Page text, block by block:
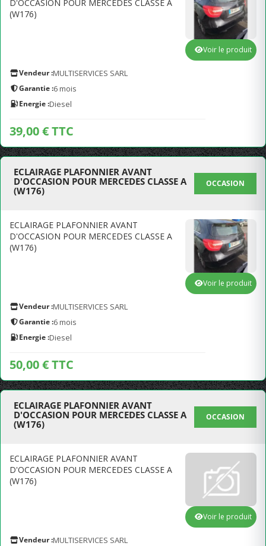
D'OCCASION POUR MERCEDES CLASSE A
(W176)
Vendeur :MULTISERVICES SARL
Garantie :6 mois
Energie :Diesel
39,00 € TTC
Voir le produit
ECLAIRAGE PLAFONNIER AVANT
D'OCCASION POUR MERCEDES CLASSE A
(W176)
OCCASION
ECLAIRAGE PLAFONNIER AVANT
D'OCCASION POUR MERCEDES CLASSE A
(W176)
Vendeur :MULTISERVICES SARL
Garantie :6 mois
Energie :Diesel
50,00 € TTC
Voir le produit
ECLAIRAGE PLAFONNIER AVANT
D'OCCASION POUR MERCEDES CLASSE A
(W176)
OCCASION
ECLAIRAGE PLAFONNIER AVANT
D'OCCASION POUR MERCEDES CLASSE A
(W176)
Vendeur :MULTISERVICES SARL
Voir le produit